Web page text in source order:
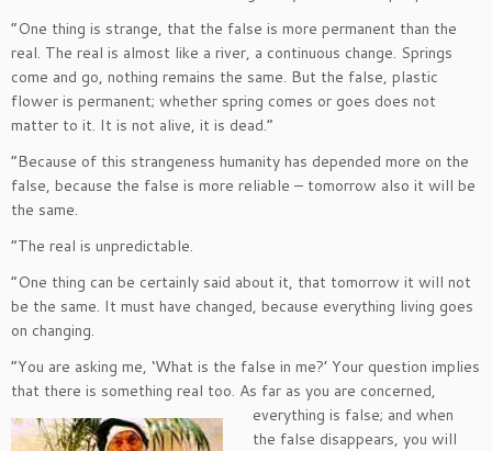
“One thing is strange, that the false is more permanent than the
real. The real is almost like a river, a continuous change. Springs
come and go, nothing remains the same. But the false, plastic
flower is permanent; whether spring comes or goes does not
matter to it. It is not alive, it is dead.”
“Because of this strangeness humanity has depended more on the
false, because the false is more reliable – tomorrow also it will be
the same.
“The real is unpredictable.
“One thing can be certainly said about it, that tomorrow it will not
be the same. It must have changed, because everything living goes
on changing.
“You are asking me, ‘What is the false in me?’ Your question implies
that there is something real too. As far as you are concerned,
everything is false; and when
the false disappears, you will